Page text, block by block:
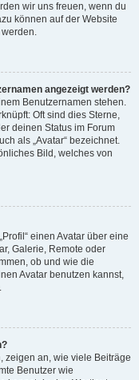
wir uns freuen, wenn du
können auf der Website
angezeigt werden?
Benutzernamen stehen.
Oft sind dies Sterne,
deinen Status im Forum
als „Avatar“ bezeichnet.
Bild, welches von
einen Avatar über eine
Galerie, Remote oder
ob und wie die
Avatar benutzen kannst,
zeigen an, wie viele Beiträge
Benutzer wie